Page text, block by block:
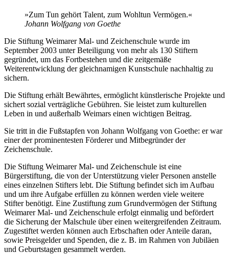
»Zum Tun gehört Talent, zum Wohltun Vermögen.«
Johann Wolfgang von Goethe
Die Stiftung Weimarer Mal- und Zeichenschule wurde im
September 2003 unter Beteiligung von mehr als 130 Stiftern
gegründet, um das Fortbestehen und die zeitgemäße
Weiterentwicklung der gleichnamigen Kunstschule nachhaltig zu
sichern.
Die Stiftung erhält Bewährtes, ermöglicht künstlerische Projekte und
sichert sozial verträgliche Gebühren. Sie leistet zum kulturellen
Leben in und außerhalb Weimars einen wichtigen Beitrag.
Sie tritt in die Fußstapfen von Johann Wolfgang von Goethe: er war
einer der prominentesten Förderer und Mitbegründer der
Zeichenschule.
Die Stiftung Weimarer Mal- und Zeichenschule ist eine
Bürgerstiftung, die von der Unterstützung vieler Personen anstelle
eines einzelnen Stifters lebt. Die Stiftung befindet sich im Aufbau
und um ihre Aufgabe erfüllen zu können werden viele weitere
Stifter benötigt. Eine Zustiftung zum Grundvermögen der Stiftung
Weimarer Mal- und Zeichenschule erfolgt einmalig und befördert
die Sicherung der Malschule über einen weitergreifenden Zeitraum.
Zugestiftet werden können auch Erbschaften oder Anteile daran,
sowie Preisgelder und Spenden, die z. B. im Rahmen von Jubiläen
und Geburtstagen gesammelt werden.